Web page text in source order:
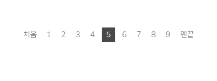
처음 1 2 3 4 5 6 7 8 9 맨끝